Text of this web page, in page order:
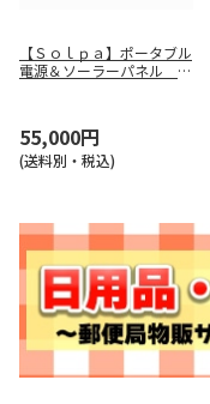
【Ｓｏｌｐａ】ポータブル
電源＆ソーラーパネル Ｅ
55,000円
(送料別・税込)